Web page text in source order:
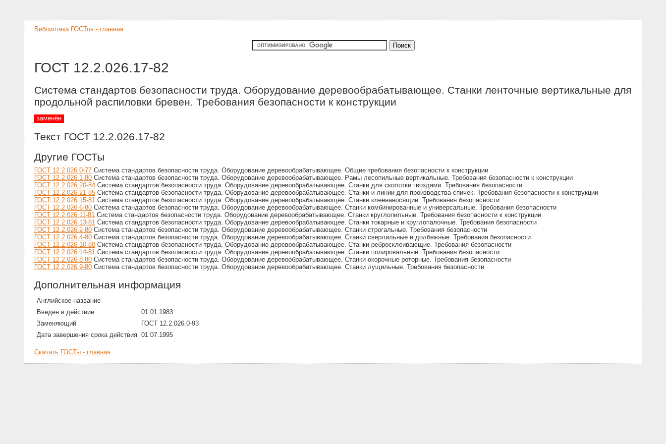
Библиотека ГОСТов - главная
ГОСТ 12.2.026.17-82
Система стандартов безопасности труда. Оборудование деревообрабатывающее. Станки ленточные вертикальные для
продольной распиловки бревен. Требования безопасности к конструкции
заменён
Текст ГОСТ 12.2.026.17-82
Другие ГОСТы
ГОСТ 12.2.026.0-77 Система стандартов безопасности труда. Оборудование деревообрабатывающее. Общие требования безопасности к конструкции
ГОСТ 12.2.026.1-80 Система стандартов безопасности труда. Оборудование деревообрабатывающее. Рамы лесопильные вертикальные. Требования безопасности к конструкции
ГОСТ 12.2.026.20-84 Система стандартов безопасности труда. Оборудование деревообрабатывающее. Станки для сколотки гвоздями. Требования безопасности
ГОСТ 12.2.026.21-85 Система стандартов безопасности труда. Оборудование деревообрабатывающее. Станки и линии для производства спичек. Требования безопасности к конструкции
ГОСТ 12.2.026.15-81 Система стандартов безопасности труда. Оборудование деревообрабатывающее. Станки клеенаносящие. Требования безопасности
ГОСТ 12.2.026.6-80 Система стандартов безопасности труда. Оборудование деревообрабатывающее. Станки комбинированные и универсальные. Требования безопасности
ГОСТ 12.2.026.11-81 Система стандартов безопасности труда. Оборудование деревообрабатывающее. Станки круглопильные. Требования безопасности к конструкции
ГОСТ 12.2.026.13-81 Система стандартов безопасности труда. Оборудование деревообрабатывающее. Станки токарные и круглопалочные. Требования безопасности
ГОСТ 12.2.026.2-80 Система стандартов безопасности труда. Оборудование деревообрабатывающее. Станки строгальные. Требования безопасности
ГОСТ 12.2.026.4-80 Система стандартов безопасности труда. Оборудование деревообрабатывающее. Станки сверлильные и долбежные. Требования безопасности
ГОСТ 12.2.026.10-80 Система стандартов безопасности труда. Оборудование деревообрабатывающее. Станки ребросклеивающие. Требования безопасности
ГОСТ 12.2.026.14-81 Система стандартов безопасности труда. Оборудование деревообрабатывающее. Станки полировальные. Требования безопасности
ГОСТ 12.2.026.8-80 Система стандартов безопасности труда. Оборудование деревообрабатывающее. Станки окорочные роторные. Требования безопасности
ГОСТ 12.2.026.9-80 Система стандартов безопасности труда. Оборудование деревообрабатывающее. Станки лущильные. Требования безопасности
Дополнительная информация
Английское название
Введен в действие
01.01.1983
Заменяющий
ГОСТ 12.2.026.0-93
Дата завершения срока действия 01.07.1995
Скачать ГОСТы - главная